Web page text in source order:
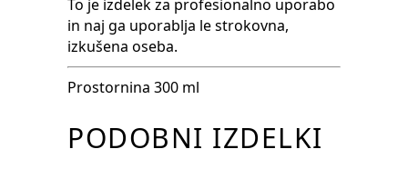
To je izdelek za profesionalno uporabo
in naj ga uporablja le strokovna,
izkušena oseba.
Prostornina 300 ml
PODOBNI IZDELKI